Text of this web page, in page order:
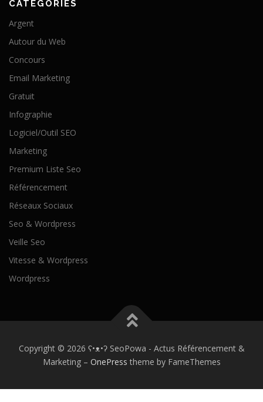
CATÉGORIES
Argent
Autour du Web
Concours
Email Marketing
Gratuit
Infographie
Logiciel/Outil SEO
Marketing
Premium Liste Seo
Référencement
Réseaux Sociaux
Seo & Wordpress
Veille Seo
Vitesse & Wordpress
Wordpress
Copyright © 2026 ʕ•ᴥ•ʔ SeoPowa - Actus Référencement &
Marketing – OnePress theme by FameThemes